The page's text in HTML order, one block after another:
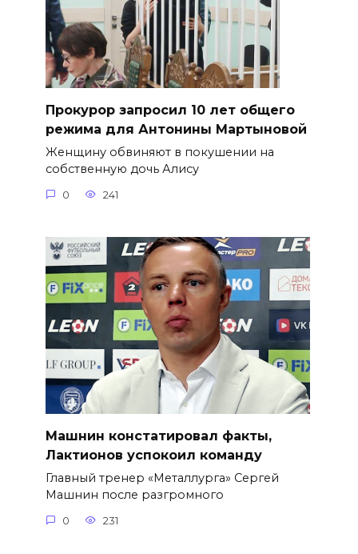
​Прокурор запросил 10 лет общего
режима для Антонины Мартыновой
Женщину обвиняют в покушении на
собственную дочь Алису
0 241
Машнин констатировал факты,
Лактионов успокоил команду
Главный тренер «Металлурга» Сергей
Машнин после разгромного
0 231